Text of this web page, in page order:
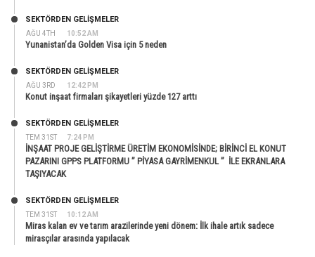
AĞU 4TH 10:52 AM
SEKTÖRDEN GELIŞMELER
Yunanistan’da Golden Visa için 5 neden
AĞU 3RD 12:42 PM
SEKTÖRDEN GELIŞMELER
Konut inşaat firmaları şikayetleri yüzde 127 arttı
TEM 31ST 7:24 PM
SEKTÖRDEN GELIŞMELER
İNŞAAT PROJE GELİŞTİRME ÜRETİM EKONOMİSİNDE; BİRİNCİ EL KONUT
PAZARINI GPPS PLATFORMU ” PİYASA GAYRİMENKUL ” İLE EKRANLARA
TAŞIYACAK
TEM 31ST 10:12 AM
SEKTÖRDEN GELIŞMELER
Miras kalan ev ve tarım arazilerinde yeni dönem: İlk ihale artık sadece
mirasçılar arasında yapılacak